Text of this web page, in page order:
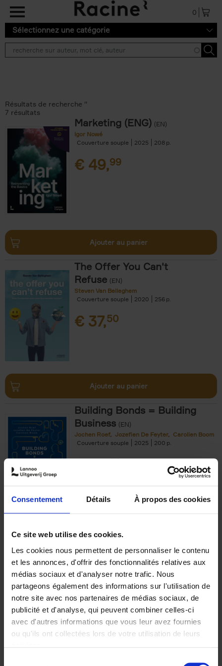
Consentement Détails À propos des cookies
Ce site web utilise des cookies.
Les cookies nous permettent de personnaliser le contenu
et les annonces, d'offrir des fonctionnalités relatives aux
médias sociaux et d'analyser notre trafic. Nous
partageons également des informations sur l'utilisation de
notre site avec nos partenaires de médias sociaux, de
publicité et d'analyse, qui peuvent combiner celles-ci
avec d'autres informations que vous leur avez fournies
ou qu'ils ont collectées lors de votre utilisation de leurs
Aller au contenu principal
0
Sélectionnez une catégorie
Résultats de recherche ''
7 résultats
Marketing (ENG) (EN)
Igor Nowé
Couverture souple
2025 208
€ 49,99
Ajouter au panier
The Offer You Can't
Refuse (EN)
Steven Van Belleghem
Couverture souple
2020 256
€ 37,50
Ajouter au panier
Building Bonds = Building
Business (EN)
Jochen Roef Jozefien De Feyter
Carolien Boom
Couverture souple
2025 200
€29,99
Optichannel Retail. Beyond
the Digital Hysteria
Gino Van Ossel
Autre finition
2019 350
€29,99